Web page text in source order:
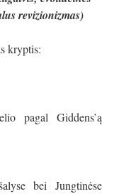
revizionizmas)
kryptis:
pagal Giddens’ą
bei Jungtinėse